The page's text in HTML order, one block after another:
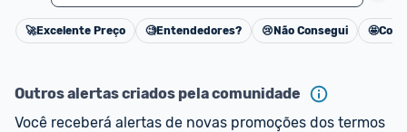
Cancelar
🚀Excelente Preço 🧐Entendedores? 😢 Não Consegui 🤩
Outros alertas criados pela comunidade
Você receberá alertas de novas promoções dos termos